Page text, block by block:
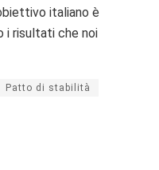
italiano è
i risultati che noi
Patto di stabilità